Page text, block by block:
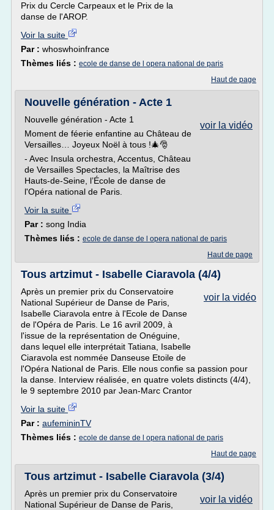
Prix du Cercle Carpeaux et le Prix de la
danse de l'AROP.
Voir la suite
Par : whoswhoinfrance
Thèmes liés : ecole de danse de l opera national de paris
Haut de page
Nouvelle génération - Acte 1
voir la vidéo
Nouvelle génération - Acte 1
Moment de féerie enfantine au Château de
Versailles… Joyeux Noël à tous !🎄🎅
- Avec Insula orchestra, Accentus, Château
de Versailles Spectacles, la Maîtrise des
Hauts-de-Seine, l’École de danse de
l'Opéra national de Paris.
Voir la suite
Par : song India
Thèmes liés : ecole de danse de l opera national de paris
Haut de page
Tous artzimut - Isabelle Ciaravola (4/4)
voir la vidéo
Après un premier prix du Conservatoire
National Supérieur de Danse de Paris,
Isabelle Ciaravola entre à l'Ecole de Danse
de l'Opéra de Paris. Le 16 avril 2009, à
l'issue de la représentation de Onéguine,
dans lequel elle interprétait Tatiana, Isabelle
Ciaravola est nommée Danseuse Etoile de
l'Opéra National de Paris. Elle nous confie sa passion pour
la danse. Interview réalisée, en quatre volets distincts (4/4),
le 9 septembre 2010 par Jean-Marc Crantor
Voir la suite
Par : aufemininTV
Thèmes liés : ecole de danse de l opera national de paris
Haut de page
Tous artzimut - Isabelle Ciaravola (3/4)
voir la vidéo
Après un premier prix du Conservatoire
National Supérieur de Danse de Paris,